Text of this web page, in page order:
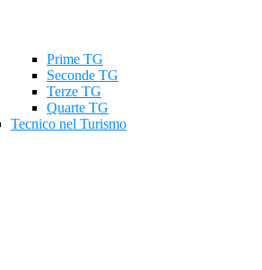
Prime TG
Seconde TG
Terze TG
Quarte TG
Tecnico nel Turismo